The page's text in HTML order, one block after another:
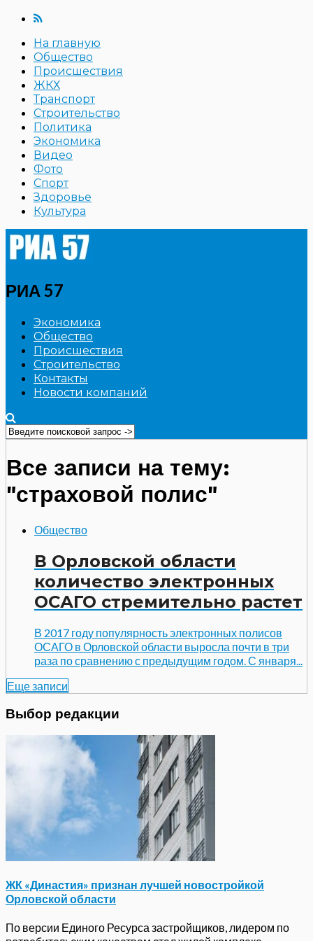
На главную
Общество
Происшествия
ЖКХ
Транспорт
Строительство
Политика
Экономика
Видео
Фото
Спорт
Здоровье
Культура
РИА 57
Экономика
Общество
Происшествия
Строительство
Контакты
Новости компаний
Все записи на тему:
"страховой полис"
Общество
В Орловской области
количество электронных
ОСАГО стремительно растет
В 2017 году популярность электронных полисов
ОСАГО в Орловской области выросла почти в три
раза по сравнению с предыдущим годом. С января...
Еще записи
Выбор редакции
ЖК «Династия» признан лучшей новостройкой
Орловской области
По версии Единого Ресурса застройщиков, лидером по